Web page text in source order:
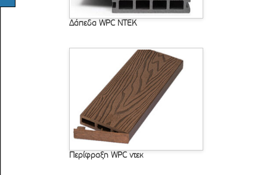
Δάπεδα WPC ΝΤΕΚ
Περίφραξη WPC ντεκ